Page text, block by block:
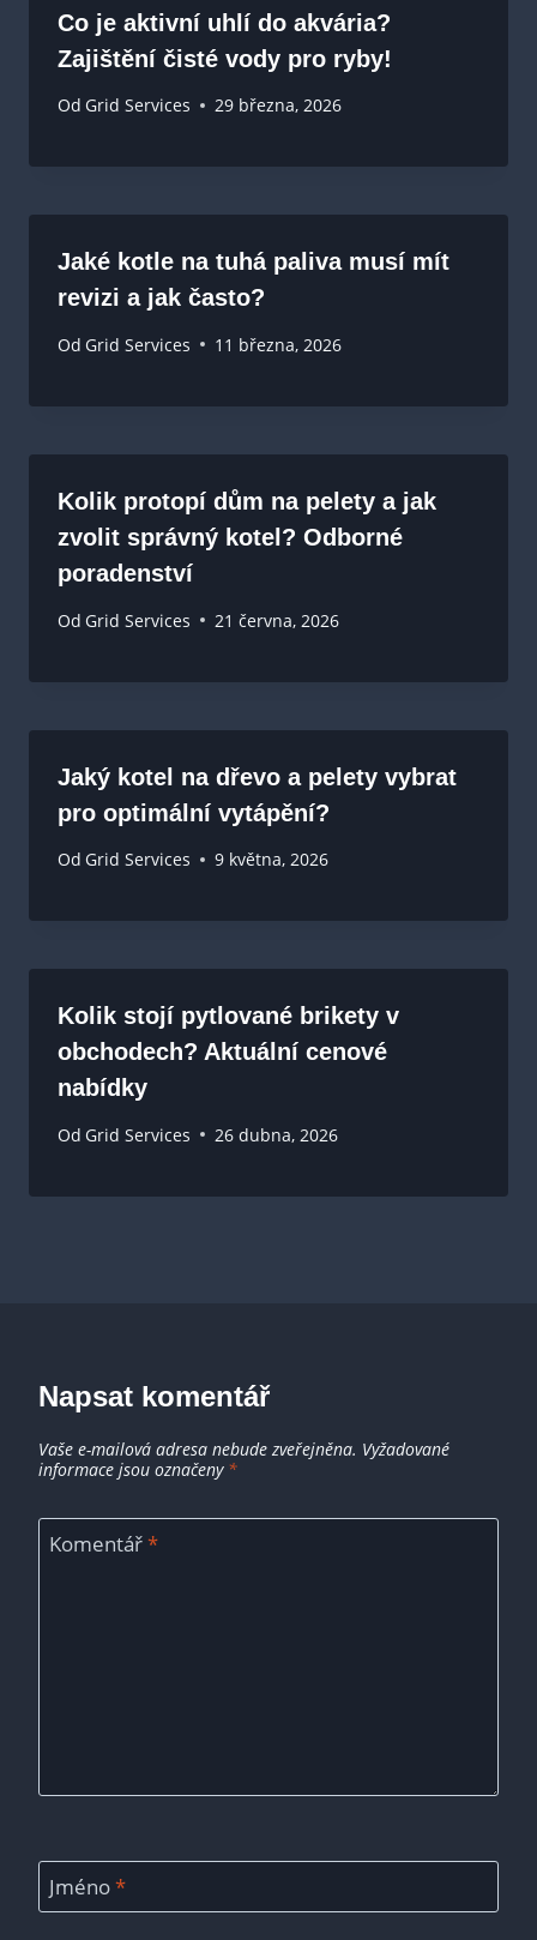
Co je aktivní uhlí do akvária?
Zajištění čisté vody pro ryby!
Od Grid Services 29 března, 2026
Jaké kotle na tuhá paliva musí mít
revizi a jak často?
Od Grid Services 11 března, 2026
Kolik protopí dům na pelety a jak
zvolit správný kotel? Odborné
poradenství
Od Grid Services 21 června, 2026
Jaký kotel na dřevo a pelety vybrat
pro optimální vytápění?
Od Grid Services 9 května, 2026
Kolik stojí pytlované brikety v
obchodech? Aktuální cenové
nabídky
Od Grid Services 26 dubna, 2026
Napsat komentář
Vaše e-mailová adresa nebude zveřejněna. Vyžadované
informace jsou označeny *
Komentář*
Jméno*